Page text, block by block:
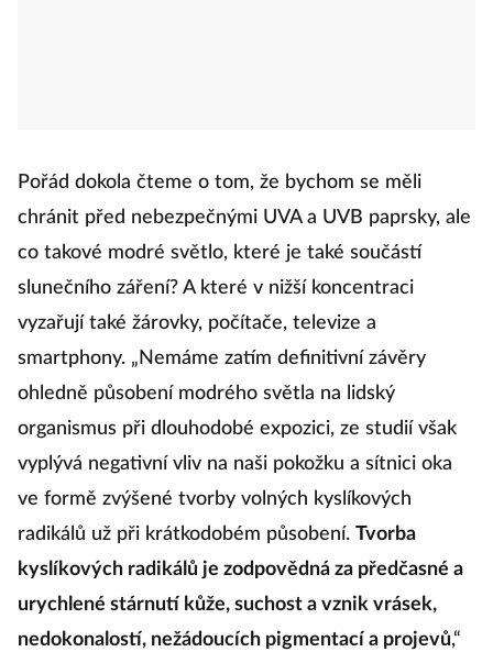
Pořád dokola čteme o tom, že bychom se měli
chránit před nebezpečnými UVA a UVB paprsky, ale
co takové modré světlo, které je také součástí
slunečního záření? A které v nižší koncentraci
vyzařují také žárovky, počítače, televize a
smartphony. „Nemáme zatím definitivní závěry
ohledně působení modrého světla na lidský
organismus při dlouhodobé expozici, ze studií však
vyplývá negativní vliv na naši pokožku a sítnici oka
ve formě zvýšené tvorby volných kyslíkových
radikálů už při krátkodobém působení. Tvorba
kyslíkových radikálů je zodpovědná za předčasné a
urychlené stárnutí kůže, suchost a vznik vrásek,
nedokonalostí, nežádoucích pigmentací a projevů,“